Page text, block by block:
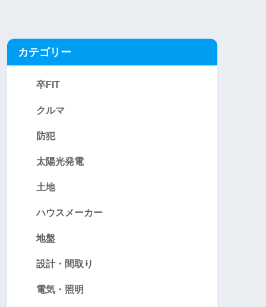
カテゴリー
卒FIT
クルマ
防犯
太陽光発電
土地
ハウスメーカー
地盤
設計・間取り
電気・照明